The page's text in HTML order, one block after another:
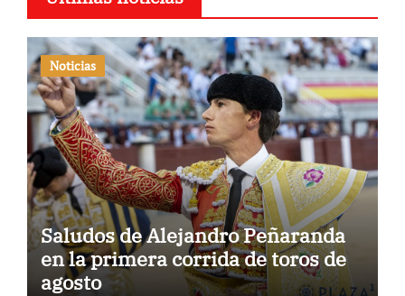
Noticias
Saludos de Alejandro Peñaranda
en la primera corrida de toros de
agosto